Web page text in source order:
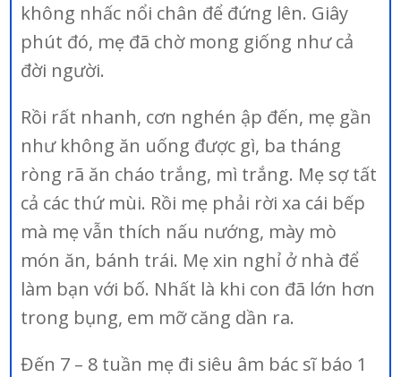
không nhấc nổi chân để đứng lên. Giây
phút đó, mẹ đã chờ mong giống như cả
đời người.
Rồi rất nhanh, cơn nghén ập đến, mẹ gần
như không ăn uống được gì, ba tháng
ròng rã ăn cháo trắng, mì trắng. Mẹ sợ tất
cả các thứ mùi. Rồi mẹ phải rời xa cái bếp
mà mẹ vẫn thích nấu nướng, mày mò
món ăn, bánh trái. Mẹ xin nghỉ ở nhà để
làm bạn với bố. Nhất là khi con đã lớn hơn
trong bụng, em mỡ căng dần ra.
Đến 7 – 8 tuần mẹ đi siêu âm bác sĩ báo 1